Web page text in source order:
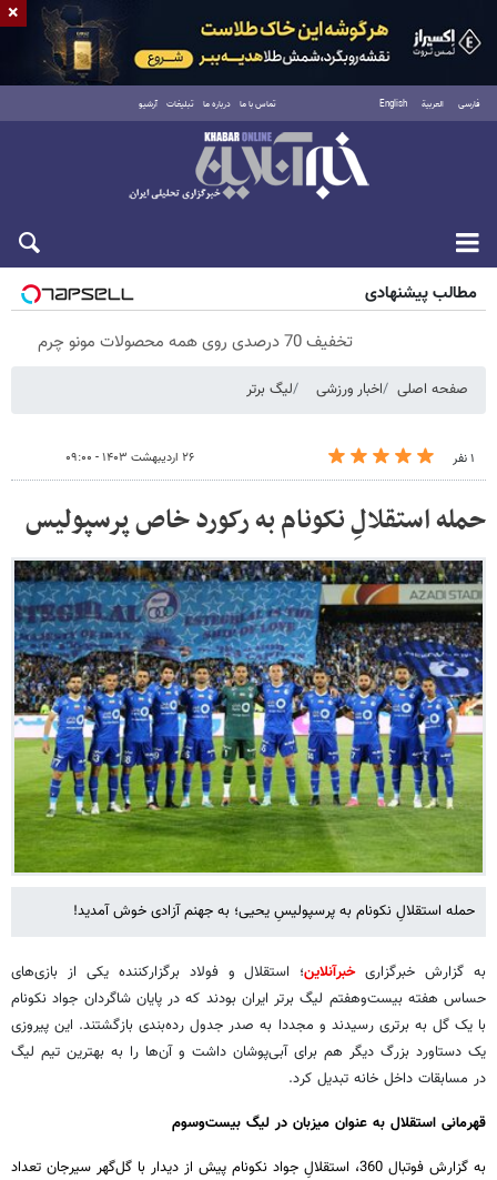
فارسی العربية English تماس با ما درباره ما تبلیغات آرشیو
پنجشنبه ۱۵ مرداد ۱۴۰۵
مطالب پیشنهادی
تخفیف 70 درصدی روی همه محصولات مونو چرم
صفحه اصلی اخبار ورزشی لیگ برتر
۱ نفر ۲۶ اردیبهشت ۱۴۰۳ - ۰۹:۰۰
حمله استقلالِ نکونام به رکورد خاص پرسپولیس
حمله استقلالِ نکونام به پرسپولیسِ یحیی؛ به جهنم آزادی خوش آمدید!
به گزارش خبرگزاریخبرآنلاین؛ استقلال و فولاد برگزارکننده یکی از بازی‌های
حساس هفته بیست‌وهفتم لیگ برتر ایران بودند که در پایان شاگردان جواد نکونام
با یک گل به برتری رسیدند و مجددا به صدر جدول رده‌بندی بازگشتند. این پیروزی
یک دستاورد بزرگ دیگر هم برای آبی‌پوشان داشت و آن‌ها را به بهترین تیم لیگ
در مسابقات داخل خانه تبدیل کرد.
قهرمانی استقلال به عنوان میزبان در لیگ بیست‌وسوم
به گزارش فوتبال 360، استقلالِ جواد نکونام پیش از دیدار با گل‌گهر سیرجان تعداد
×